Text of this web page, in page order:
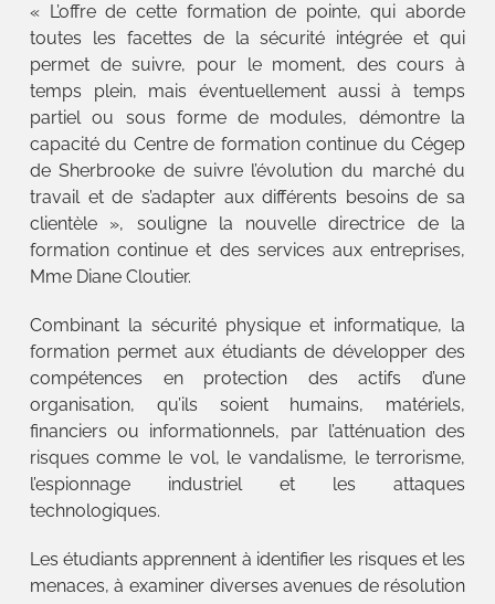
« L’offre de cette formation de pointe, qui aborde
toutes les facettes de la sécurité intégrée et qui
permet de suivre, pour le moment, des cours à
temps plein, mais éventuellement aussi à temps
partiel ou sous forme de modules, démontre la
capacité du Centre de formation continue du Cégep
de Sherbrooke de suivre l’évolution du marché du
travail et de s’adapter aux différents besoins de sa
clientèle », souligne la nouvelle directrice de la
formation continue et des services aux entreprises,
Mme Diane Cloutier.
Combinant la sécurité physique et informatique, la
formation permet aux étudiants de développer des
compétences en protection des actifs d’une
organisation, qu’ils soient humains, matériels,
financiers ou informationnels, par l’atténuation des
risques comme le vol, le vandalisme, le terrorisme,
l’espionnage industriel et les attaques
technologiques.
Les étudiants apprennent à identifier les risques et les
menaces, à examiner diverses avenues de résolution